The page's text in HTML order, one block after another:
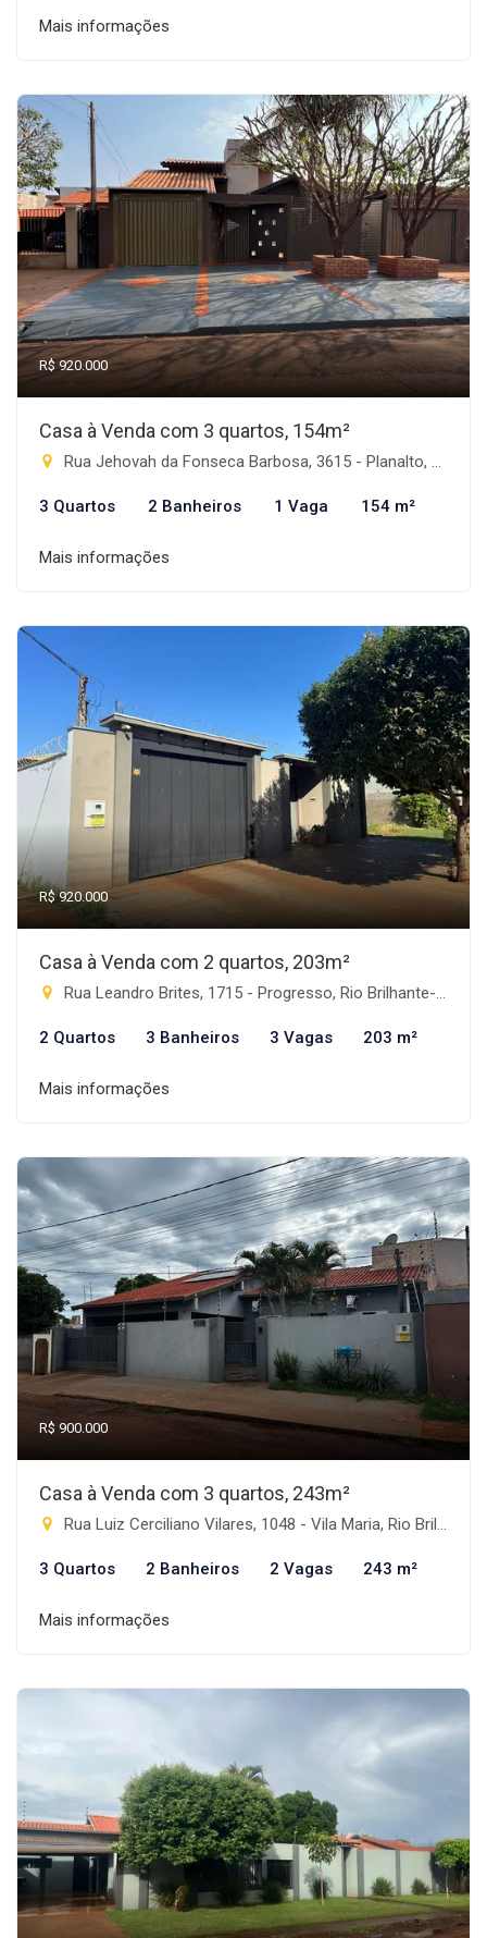
Mais informações
R$ 920.000
Casa à Venda com 3 quartos, 154m²
Rua Jehovah da Fonseca Barbosa, 3615 - Planalto, Rio Brilhante-MS
3 Quartos 2 Banheiros 1 Vaga 154 m²
Mais informações
R$ 920.000
Casa à Venda com 2 quartos, 203m²
Rua Leandro Brites, 1715 - Progresso, Rio Brilhante-MS
2 Quartos 3 Banheiros 3 Vagas 203 m²
Mais informações
R$ 900.000
Casa à Venda com 3 quartos, 243m²
Rua Luiz Cerciliano Vilares, 1048 - Vila Maria, Rio Brilhante-MS
3 Quartos 2 Banheiros 2 Vagas 243 m²
Mais informações